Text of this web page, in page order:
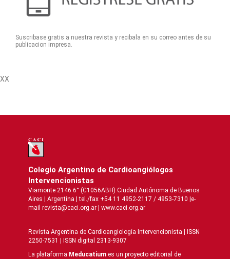
Suscribase gratis a nuestra revista y recibala en su correo antes de su
publicacion impresa.
XX
Colegio Argentino de Cardioangiólogos
Intervencionistas
Viamonte 2146 6° (C1056ABH) Ciudad Autónoma de Buenos
Aires | Argentina | tel./fax +54 11 4952-2117 / 4953-7310 |e-
mail revista@caci.org.ar | www.caci.org.ar
Revista Argentina de Cardioangiologí­a Intervencionista | ISSN
2250-7531 | ISSN digital 2313-9307
La plataforma Meducatium es un proyecto editorial de